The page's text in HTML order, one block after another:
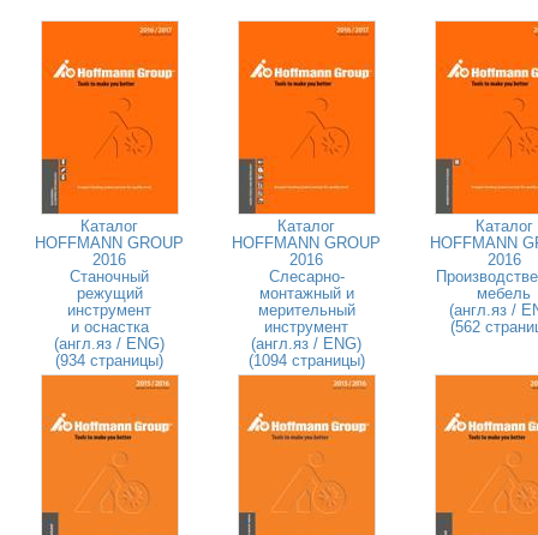
Каталог
HOFFMANN GROUP
2016
Станочный
режущий
инструмент
и оснастка
(англ.яз / ENG)
(934 страницы)
Каталог
HOFFMANN GROUP
2016
Слесарно-
монтажный и
мерительный
инструмент
(англ.яз / ENG)
(1094 страницы)
Каталог
HOFFMANN
2016
мебель
(англ.яз /
(562